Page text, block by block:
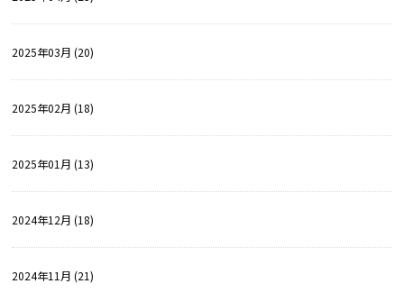
2025年03月 (20)
2025年02月 (18)
2025年01月 (13)
2024年12月 (18)
2024年11月 (21)